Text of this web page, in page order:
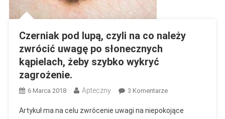
Czerniak pod lupą, czyli na co należy
zwrócić uwagę po słonecznych
kąpielach, żeby szybko wykryć
zagrożenie.
6 Marca 2018 Apteczny 3 KomentarzeDo
Pod
Artykuł ma na celu zwrócenie uwagi na niepokojące